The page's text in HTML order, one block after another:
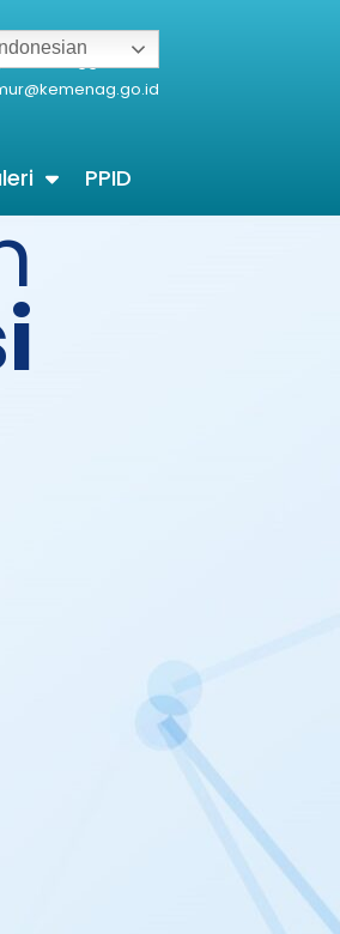
Manggarawan
PPID